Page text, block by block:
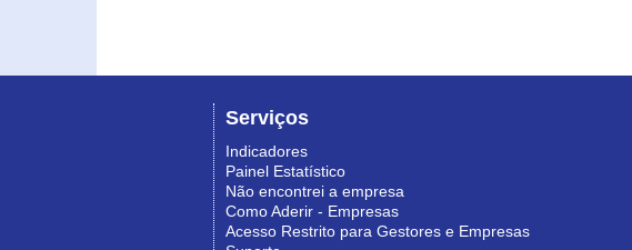
Serviços
Indicadores
Painel Estatístico
Não encontrei a empresa
Como Aderir - Empresas
Acesso Restrito para Gestores e Empresas